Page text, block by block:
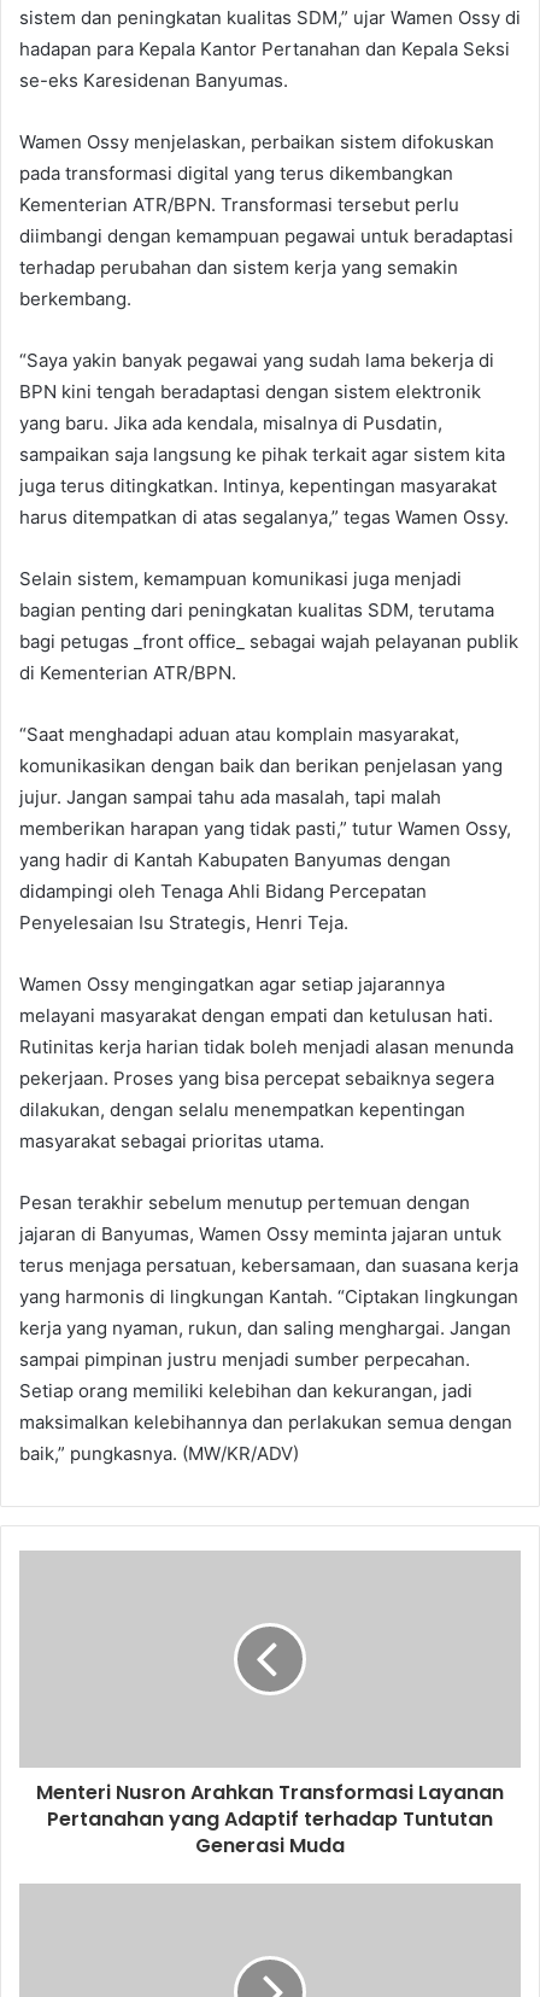
sistem dan peningkatan kualitas SDM,” ujar Wamen Ossy di
hadapan para Kepala Kantor Pertanahan dan Kepala Seksi
se-eks Karesidenan Banyumas.
Wamen Ossy menjelaskan, perbaikan sistem difokuskan
pada transformasi digital yang terus dikembangkan
Kementerian ATR/BPN. Transformasi tersebut perlu
diimbangi dengan kemampuan pegawai untuk beradaptasi
terhadap perubahan dan sistem kerja yang semakin
berkembang.
“Saya yakin banyak pegawai yang sudah lama bekerja di
BPN kini tengah beradaptasi dengan sistem elektronik
yang baru. Jika ada kendala, misalnya di Pusdatin,
sampaikan saja langsung ke pihak terkait agar sistem kita
juga terus ditingkatkan. Intinya, kepentingan masyarakat
harus ditempatkan di atas segalanya,” tegas Wamen Ossy.
Selain sistem, kemampuan komunikasi juga menjadi
bagian penting dari peningkatan kualitas SDM, terutama
bagi petugas _front office_ sebagai wajah pelayanan publik
di Kementerian ATR/BPN.
“Saat menghadapi aduan atau komplain masyarakat,
komunikasikan dengan baik dan berikan penjelasan yang
jujur. Jangan sampai tahu ada masalah, tapi malah
memberikan harapan yang tidak pasti,” tutur Wamen Ossy,
yang hadir di Kantah Kabupaten Banyumas dengan
didampingi oleh Tenaga Ahli Bidang Percepatan
Penyelesaian Isu Strategis, Henri Teja.
Wamen Ossy mengingatkan agar setiap jajarannya
melayani masyarakat dengan empati dan ketulusan hati.
Rutinitas kerja harian tidak boleh menjadi alasan menunda
pekerjaan. Proses yang bisa percepat sebaiknya segera
dilakukan, dengan selalu menempatkan kepentingan
masyarakat sebagai prioritas utama.
Pesan terakhir sebelum menutup pertemuan dengan
jajaran di Banyumas, Wamen Ossy meminta jajaran untuk
terus menjaga persatuan, kebersamaan, dan suasana kerja
yang harmonis di lingkungan Kantah. “Ciptakan lingkungan
kerja yang nyaman, rukun, dan saling menghargai. Jangan
sampai pimpinan justru menjadi sumber perpecahan.
Setiap orang memiliki kelebihan dan kekurangan, jadi
maksimalkan kelebihannya dan perlakukan semua dengan
baik,” pungkasnya. (MW/KR/ADV)
Menteri Nusron Arahkan Transformasi Layanan
Pertanahan yang Adaptif terhadap Tuntutan
Generasi Muda